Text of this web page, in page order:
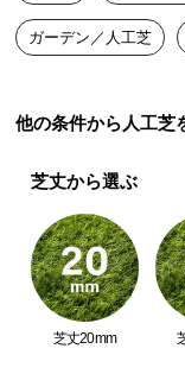
送
に
つ
て
開
設
置
サ
ー
ビ
志向も唸るプ
緑豊かな芝は寝
ませんか?
ガーデン／人工芝
他の条件から人工芝
芝丈から選ぶ
芝丈20mm